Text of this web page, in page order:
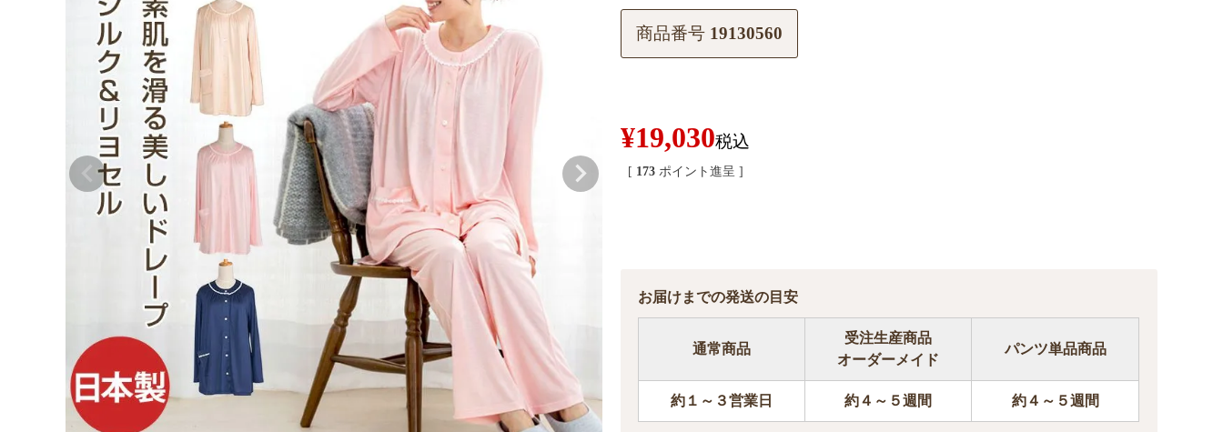
商品番号 19130560
¥19,030税込
[ 173 ポイント進呈 ]
お届けまでの発送の目安
通常商品
受注生産商品
オーダーメイド
パンツ単品商品
約１～３営業日 約４～５週間 約４～５週間